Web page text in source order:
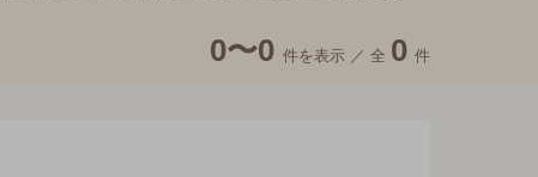
0〜0 件を表示 ／ 全 0 件